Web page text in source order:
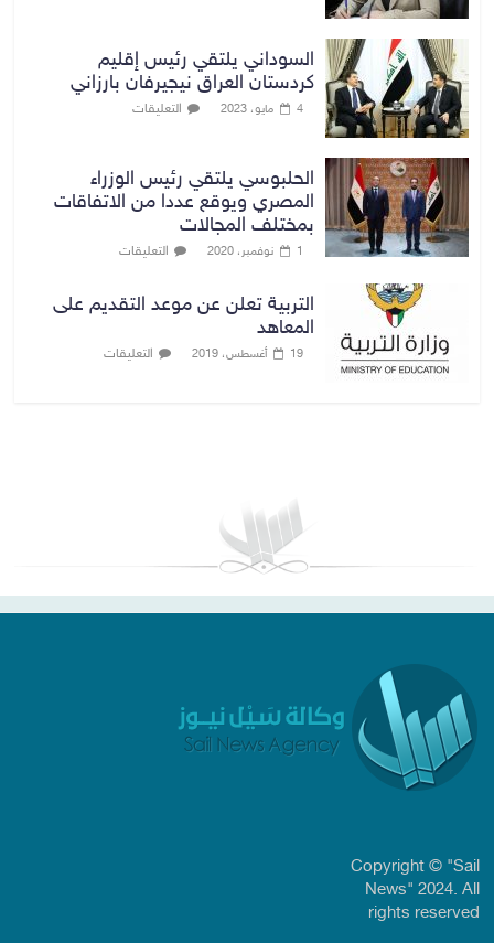
السوداني يلتقي رئيس إقليم
كردستان العراق نيجيرفان بارزاني
4 مايو، 2023 التعليقات
الحلبوسي يلتقي رئيس الوزراء
المصري ويوقع عددا من الاتفاقات
بمختلف المجالات
1 نوفمبر، 2020 التعليقات
التربية تعلن عن موعد التقديم على
المعاهد
19 أغسطس، 2019 التعليقات
Copyright © "Sail
News" 2024. All
rights reserved